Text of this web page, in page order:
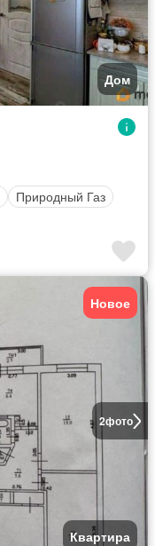
Дом
Природный Газ
2фото
Новое
Квартира